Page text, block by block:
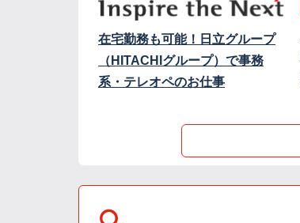
在宅勤務も可能！日立グループ
（HITACHIグループ）で事務
系・テレオペのお仕事